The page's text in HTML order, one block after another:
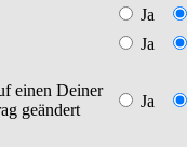
Ja
Ja
einen Deiner
geändert
Ja